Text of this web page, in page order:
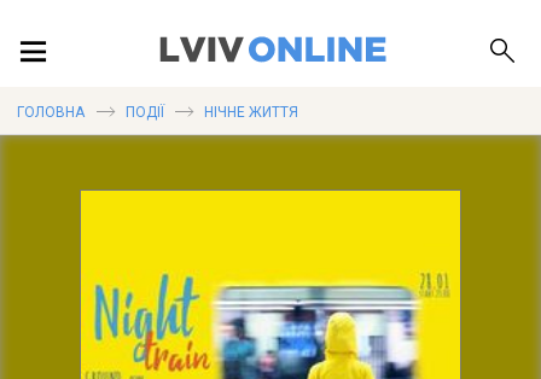
ПУБЛІКАЦІЇ
ГОЛОВНА ПОДІЇ НІЧНЕ ЖИТТЯ